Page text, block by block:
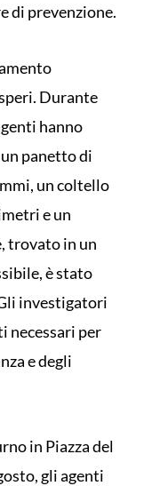
di prevenzione.
Durante
hanno
panetto di
un coltello
e un
trovato in un
è stato
investigatori
necessari per
e degli
in Piazza del
gli agenti